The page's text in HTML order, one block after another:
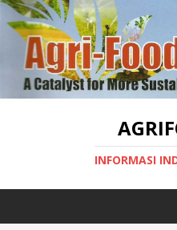
INFORMASI